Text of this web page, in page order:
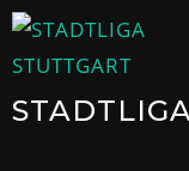
Skip
to